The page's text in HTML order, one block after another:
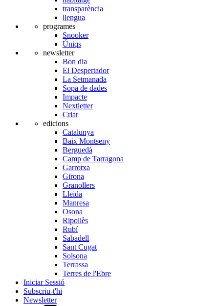
transparència
llengua
programes
Snooker
Úniqs
newsletter
Bon dia
El Despertador
La Setmanada
Sopa de dades
Impacte
Nextletter
Criar
edicions
Catalunya
Baix Montseny
Berguedà
Camp de Tarragona
Garrotxa
Girona
Granollers
Lleida
Manresa
Osona
Ripollès
Rubí
Sabadell
Sant Cugat
Solsona
Terrassa
Terres de l'Ebre
Iniciar Sessió
Subscriu-t'hi
Newsletter